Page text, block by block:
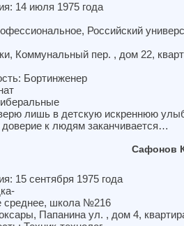
14 июля 1975 года
Российский
Коммунальный пер. , дом 22,
Бортинженер
лишь в детскую искреннюю
к людям заканчивается…
Сафонов
15 сентября 1975 года
среднее, школа №216
Папанина ул. , дом 4,